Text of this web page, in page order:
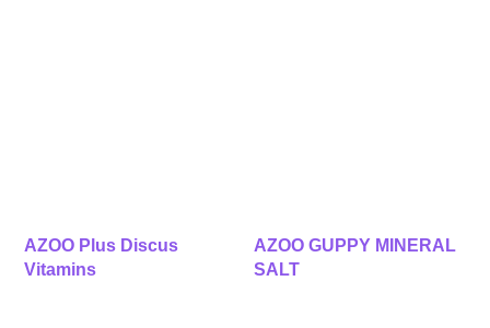
AZOO Plus Discus
Vitamins
AZOO GUPPY MINERAL
SALT